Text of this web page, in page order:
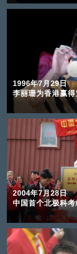
1996年7月29日
李丽珊为香港赢
2004年7月28日
中国首个北极科